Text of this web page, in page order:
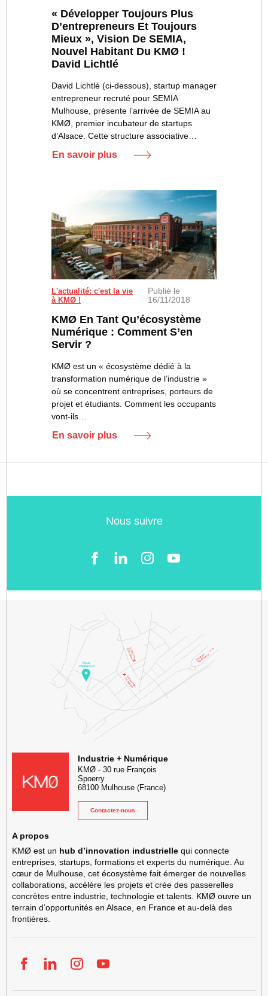
« Développer Toujours Plus
D’entrepreneurs Et Toujours
Mieux », Vision De SEMIA,
Nouvel Habitant Du KMØ !
David Lichtlé
David Lichtlé (ci-dessous), startup manager
entrepreneur recruté pour SEMIA
Mulhouse, présente l’arrivée de SEMIA au
KMØ, premier incubateur de startups
d’Alsace. Cette structure associative…
En savoir plus
L'actualité: c'est la vie
à KMØ !
Publié le
16/11/2018
KMØ En Tant Qu’écosystème
Numérique : Comment S’en
Servir ?
KMØ est un « écosystème dédié à la
transformation numérique de l’industrie »
où se concentrent entreprises, porteurs de
projet et étudiants. Comment les occupants
vont-ils…
En savoir plus
Nous suivre
KMØ Hub d’innovation industrielle et lieu événementiel au cœur
Industrie + Numérique
KMØ- 30 rue François
Spoerry
68100 Mulhouse (France)
Contactez-nous
A propos
KMØ est un hub d’innovation industrielle qui connecte
entreprises, startups, formations et experts du numérique. Au
cœur de Mulhouse, cet écosystème fait émerger de nouvelles
collaborations, accélère les projets et crée des passerelles
concrètes entre industrie, technologie et talents. KMØ ouvre un
terrain d’opportunités en Alsace, en France et au-delà des
frontières.